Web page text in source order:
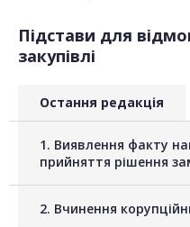
Підстави для
закупівлі
Остання редакція
1. Виявлення факту
прийняття рішення
2. Вчинення